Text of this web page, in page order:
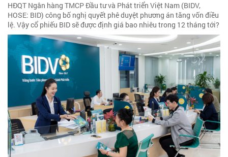
HĐQT Ngân hàng TMCP Đầu tư và Phát triển Việt Nam (BIDV,
HOSE: BID) công bố nghị quyết phê duyệt phương án tăng vốn điều
lệ. Vậy cổ phiếu BID sẽ được định giá bao nhiêu trong 12 tháng tới?